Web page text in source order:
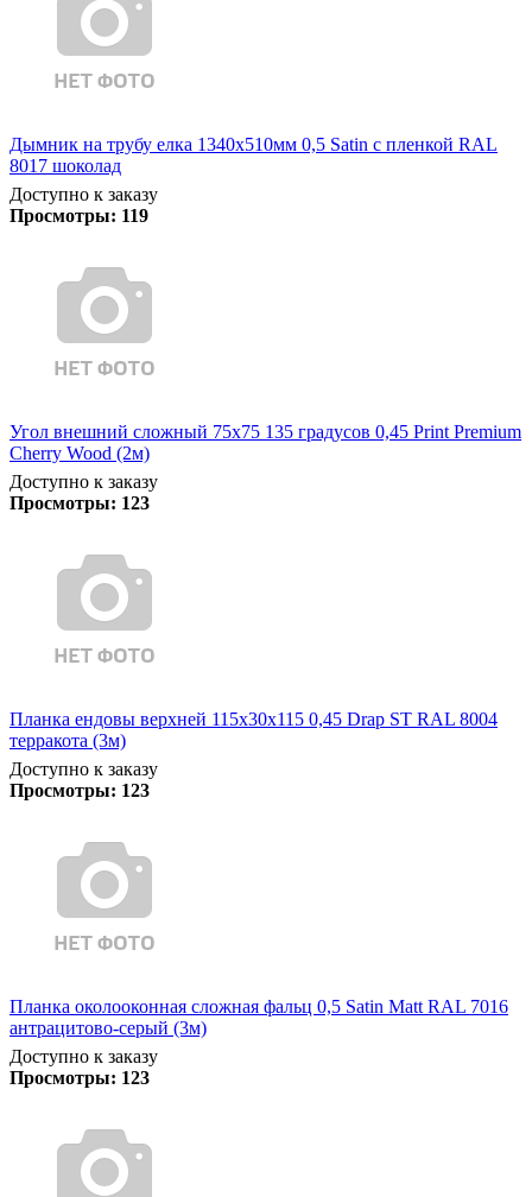
Дымник на трубу елка 1340х510мм 0,5 Satin с пленкой RAL
8017 шоколад
Доступно к заказу
Просмотры: 119
Угол внешний сложный 75х75 135 градусов 0,45 Print Premium
Cherry Wood (2м)
Доступно к заказу
Просмотры: 123
Планка ендовы верхней 115х30х115 0,45 Drap ST RAL 8004
терракота (3м)
Доступно к заказу
Просмотры: 123
Планка околооконная сложная фальц 0,5 Satin Matt RAL 7016
антрацитово-серый (3м)
Доступно к заказу
Просмотры: 123